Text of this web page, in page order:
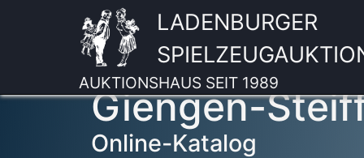
LADENBURGER
AUKTIONSHAUS SEIT 1989
Giengen-
Online-Katalog